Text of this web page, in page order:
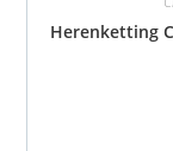
Herenketting